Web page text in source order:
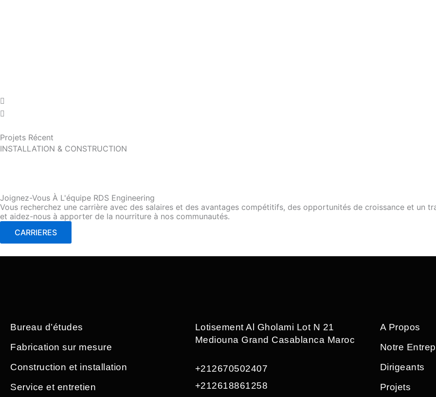
Projets Récent
INSTALLATION & CONSTRUCTION
Joignez-Vous À L'équipe RDS Engineering
Vous recherchez une carrière avec des salaires et des avantages compétitifs, des opportunités de croissance et un
et aidez-nous à apporter de la nourriture à nos communautés.
CARRIERES
Bureau d’études
Fabrication sur mesure
Construction et installation
Service et entretien
Lotisement Al Gholami Lot N 21
Mediouna Grand Casablanca Maroc
+212670502407
+212618861258
A Propos
Notre
Dirigeants
Projets